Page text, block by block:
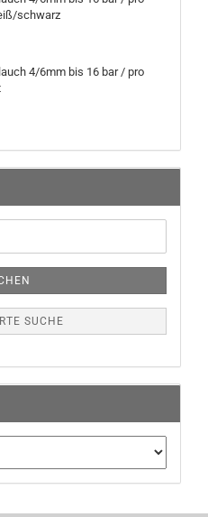
schwarz
4/6mm bis 16 bar / pro
SUCHE